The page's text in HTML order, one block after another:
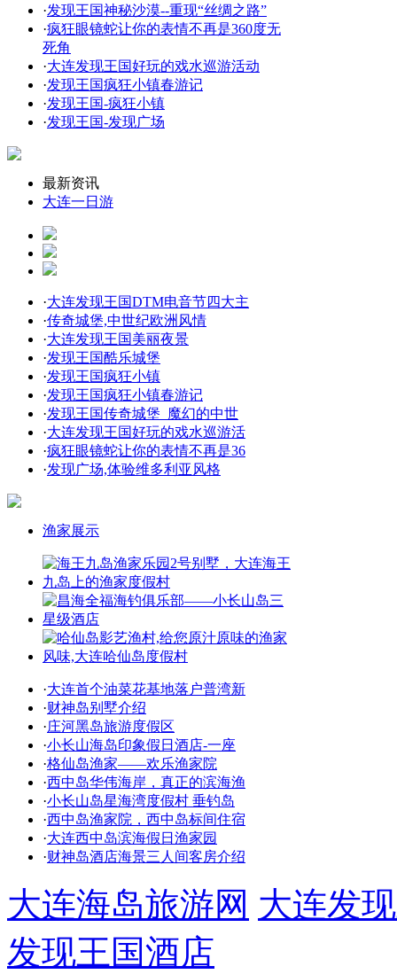
·发现王国神秘沙漠--重现“丝绸之路”
·疯狂眼镜蛇让你的表情不再是360度无
死角
·大连发现王国好玩的戏水巡游活动
·发现王国疯狂小镇春游记
·发现王国-疯狂小镇
·发现王国-发现广场
最新资讯
大连一日游
·大连发现王国DTM电音节四大主
·传奇城堡,中世纪欧洲风情
·大连发现王国美丽夜景
·发现王国酷乐城堡
·发现王国疯狂小镇
·发现王国疯狂小镇春游记
·发现王国传奇城堡_魔幻的中世
·大连发现王国好玩的戏水巡游活
·疯狂眼镜蛇让你的表情不再是36
·发现广场,体验维多利亚风格
渔家展示
·大连首个油菜花基地落户普湾新
·财神岛别墅介绍
·庄河黑岛旅游度假区
·小长山海岛印象假日酒店-一座
·格仙岛渔家——欢乐渔家院
·西中岛华伟海岸，真正的滨海渔
·小长山岛星海湾度假村 垂钓岛
·西中岛渔家院，西中岛标间住宿
·大连西中岛滨海假日渔家园
·财神岛酒店海景三人间客房介绍
大连海岛旅游网 大连发
发现王国酒店